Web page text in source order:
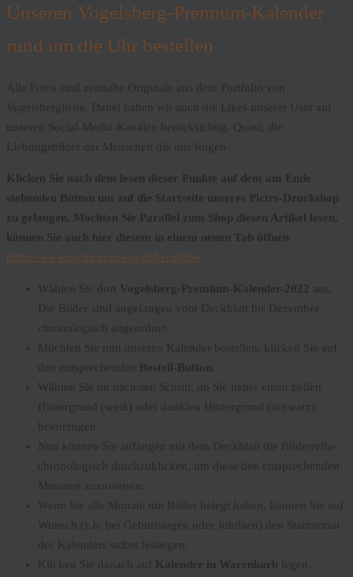
Unseren Vogelsberg-Premium-Kalender
rund um die Uhr bestellen
Alle Fotos sind zeitnahe Originale aus dem Portfolio von
Vogelsbergliebe. Dabei haben wir auch die Likes unserer User auf
unseren Social-Media-Kanälen berücksichtig. Quasi, die
Lieblingsbilder der Menschen die uns folgen.
Klicken Sie nach dem lesen dieser Punkte auf dem am Ende
stehenden Button um auf die Startseite unseres Pictrs-Druckshop
zu gelangen. Möchten Sie Parallel zum Shop diesen Artikel lesen,
können Sie auch hier diesem in einem neuen Tab öffnen
https://www.pictrs.com/vogelsbergliebe
Wählen Sie dort Vogelsberg-Premium-Kalender-2022
aus.
Die Bilder sind angefangen vom Deckblatt bis Dezember
chronologisch angeordnet.
Möchten Sie nun unseren Kalender bestellen, klicken Sie auf
den entsprechenden
Bestell-Button
Wählen Sie im nächsten Schritt, ob Sie lieber einen hellen
Hintergrund (weiß) oder dunklen Hintergrund (schwarz)
bevorzugen.
Nun können Sie anfangen mit dem Deckblatt die Bilderreihe
chronologisch durchzuklicken, um diese den entsprechenden
Monaten zuzuweisen.
Wenn Sie alle Monate mit Bilder belegt haben, können Sie auf
Wunsch (z.b. bei Geburtstagen oder Jubiläen) den Startmonat
des Kalenders selbst festlegen.
Klicken Sie danach auf Kalender in Warenkorb legen.